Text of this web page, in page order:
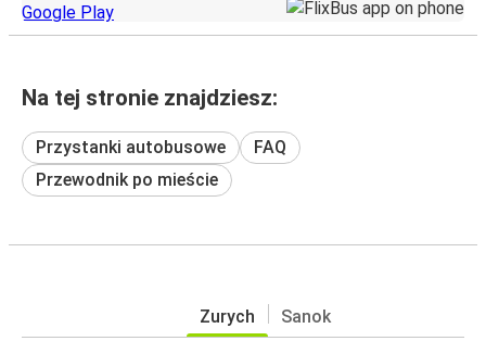
Na tej stronie znajdziesz:
Przystanki autobusowe
FAQ
Przewodnik po mieście
Zurych Sanok